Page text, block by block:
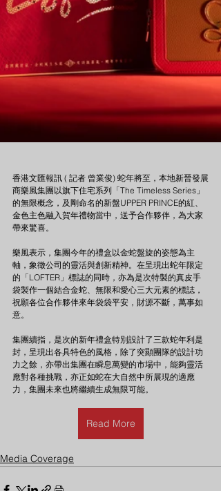
香港文匯報訊 ( 記者 曾業俊) 蛇年將至，本地新晉發展
商樂風集團以旗下住宅系列「The Timeless Series」
的無限概念，及剛命名的新盤UPPER PRINCE的紅、
金色主色融入賀年禮物當中，送予合作夥伴，為大家
帶來驚喜。
樂風表示，集團今年的禮盒以金蛇盤旋的姿態為主
軸，象徵公司的靈活與創新精神。在呈現出蛇年限定
的「LOFTER」標誌的同時，亦為是次特製的真皮手
袋製作一個結合金蛇、無限和愛心三大元素的標誌，
祝願各位合作夥伴來年袋袋平安，財源不斷，萬事如
意。
集團續指，是次的新年禮盒特別設計了三款蛇年利是
封，呈現出各具特色的風格，除了突顯團隊的設計功
力之餘，亦帶出集團在瞬息萬變的市場中，能夠靈活
應對各種挑戰，亦正如蛇在大自然中所展現的適應
力，集團未來也將繼續生成無限可能。
Read More
Media Coverage